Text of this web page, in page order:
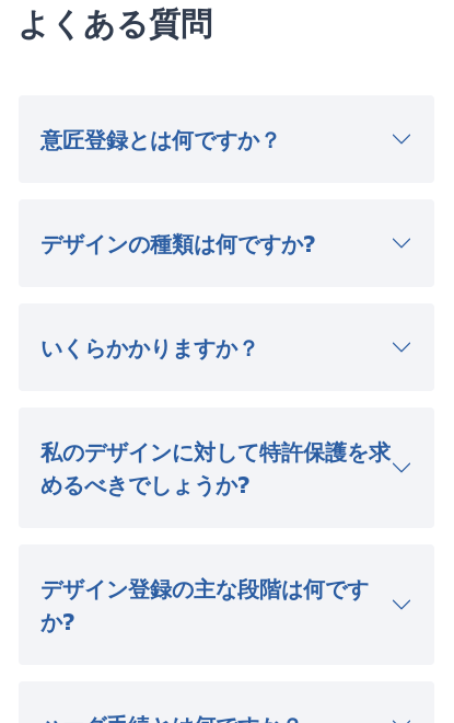
よくある質問
意匠登録とは何ですか？
デザインの種類は何ですか?
いくらかかりますか？
私のデザインに対して特許保護を求
めるべきでしょうか?
デザイン登録の主な段階は何です
か?